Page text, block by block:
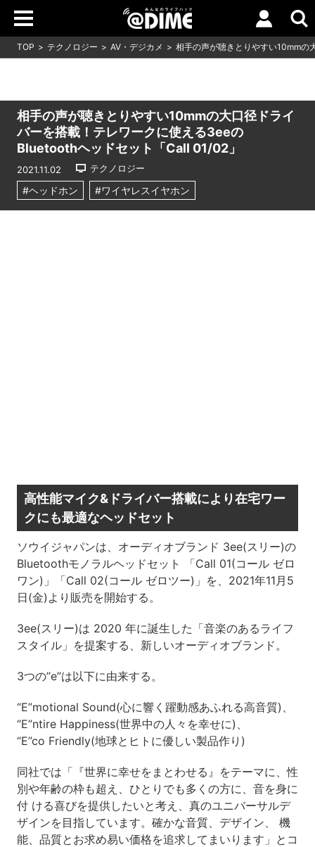
TOP テクノロジー AV・デジカメ 相手の声が聴きとりやすい10mm
相手の声が聴きとりやすい10mmの大口径ドライ
バーを搭載！テレワークに使える3eeの
Bluetoothヘッドセット「Call 01/02」
2021.11.02 テクノロジー
#ヘッドホン #ワイヤレスイヤホン
高性能マイク&ドライバー搭載により在宅ワー
クにも最適なヘッドセット
ソウイジャパンは、オーディオブランド 3ee(スリー)の
Bluetoothモノラルヘッドセット 「Call 01(コール ゼロ
ワン)」「Call 02(コール ゼロツー)」を、2021年11月5
日(金)より販売を開始する。
3ee(スリー)は 2020 年に誕生した「音楽のあるライフ
スタイル」を提案する、新しいオーディオブランド。
3つの”e”は以下に由来する。
“E”motional Sound(心に響く躍動感あふれる高音質)、
“E”ntire Happiness(世界中の人々を幸せに)、
“E”co Friendly(地球とヒトに優しい製品作り)
同社では「『世界に幸せをまとわせる』をテーマに、性
別や年齢の枠も超え、ひとりでも多くの方に、音を身に
付 ける喜びを提供したいと考え、真のユニバーサルデ
ザインを目指しています。確かな音質、デザイン、 機
能、品質とお求め易い価格を追求してまいります」とコ